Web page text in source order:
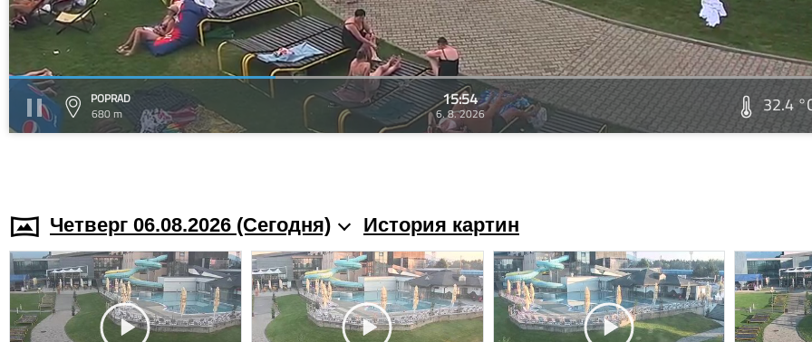
POPRAD
680 m
15:54
6. 8. 2026 32.4
Четверг 06.08.2026 (Cегодня) История картин